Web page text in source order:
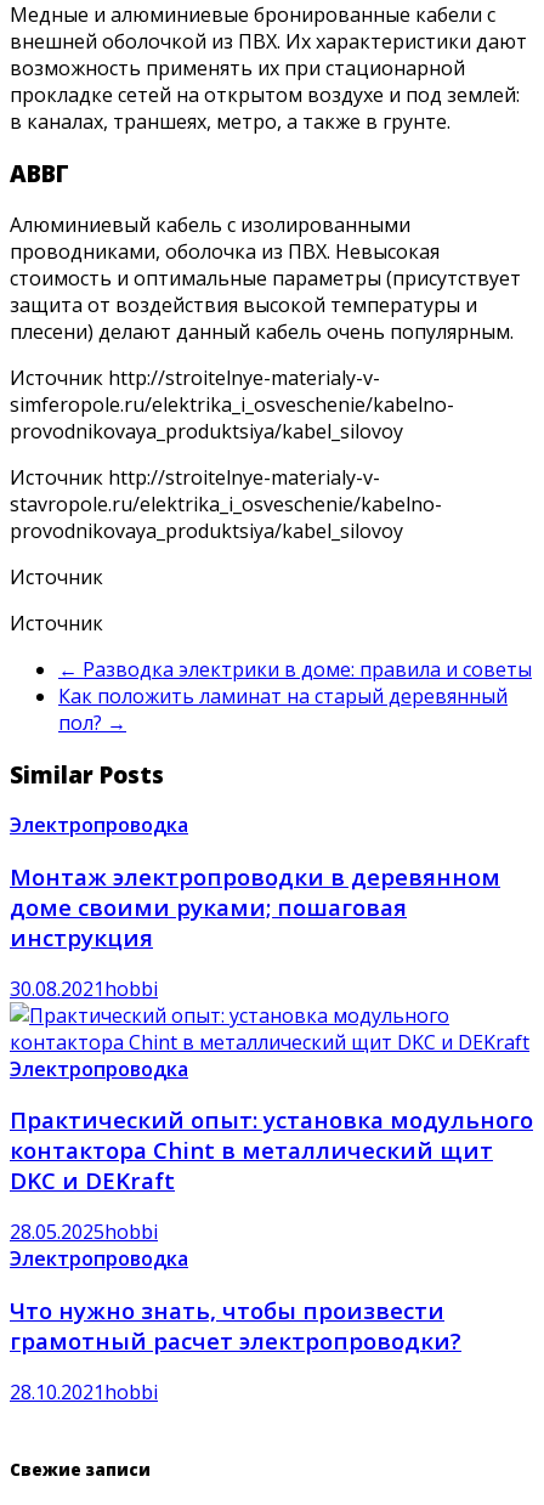
Медные и алюминиевые бронированные кабели с
внешней оболочкой из ПВХ. Их характеристики дают
возможность применять их при стационарной
прокладке сетей на открытом воздухе и под землей:
в каналах, траншеях, метро, а также в грунте.
АВВГ
Алюминиевый кабель с изолированными
проводниками, оболочка из ПВХ. Невысокая
стоимость и оптимальные параметры (присутствует
защита от воздействия высокой температуры и
плесени) делают данный кабель очень популярным.
Источник http://stroitelnye-materialy-v-
simferopole.ru/elektrika_i_osveschenie/kabelno-
provodnikovaya_produktsiya/kabel_silovoy
Источник http://stroitelnye-materialy-v-
stavropole.ru/elektrika_i_osveschenie/kabelno-
provodnikovaya_produktsiya/kabel_silovoy
Источник
Источник
← Разводка электрики в доме: правила и советы
Как положить ламинат на старый деревянный
пол? →
Similar Posts
Электропроводка
Монтаж электропроводки в деревянном
доме своими руками; пошаговая
инструкция
30.08.2021hobbi
Электропроводка
Практический опыт: установка модульного
контактора Chint в металлический щит
DKC и DEKraft
28.05.2025hobbi
Электропроводка
Что нужно знать, чтобы произвести
грамотный расчет электропроводки?
28.10.2021hobbi
Свежие записи